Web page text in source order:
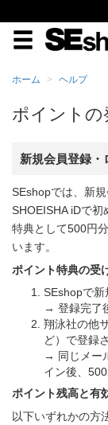
ホーム ヘルプ
ポイントの
新規会員登録・
SEshopでは、新
SHOEISHA iDで初
特典として500円
います。
ポイント特典の受
SEshopで
→ 登録完了
翔泳社の他
ど）で登録
→ 同じメー
イン後、
ポイント残高と有
以下いずれかの方